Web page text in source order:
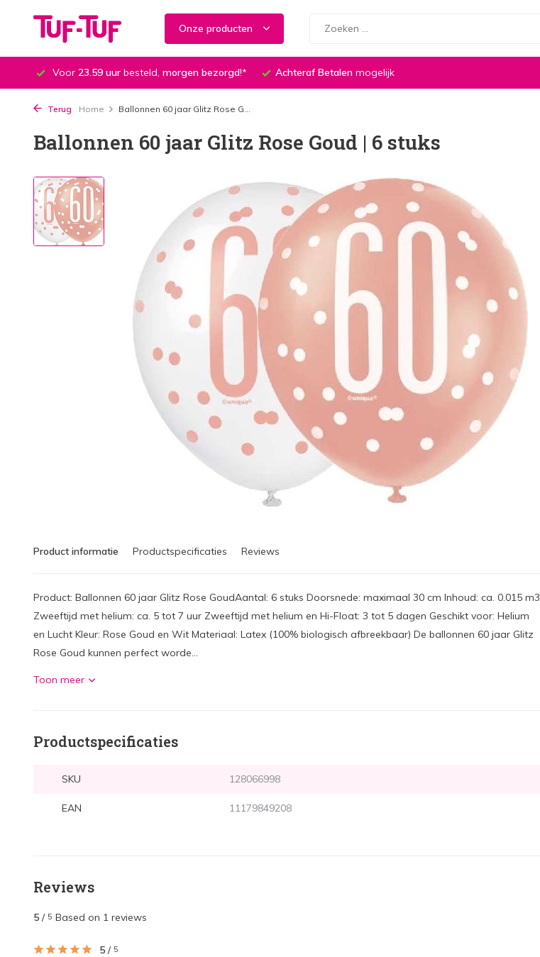
Onze producten
Voor 23.59 uur besteld, morgen bezorgd!* Achteraf Betalen mogelijk
Terug Home Ballonnen 60 jaar Glitz Rose G...
Ballonnen 60 jaar Glitz Rose Goud | 6 stuks
Product informatie Productspecificaties Reviews
Product: Ballonnen 60 jaar Glitz Rose GoudAantal: 6 stuks Doorsnede: maximaal 30 cm Inhoud: ca. 0.015 m3
Zweeftijd met helium: ca. 5 tot 7 uur Zweeftijd met helium en Hi-Float: 3 tot 5 dagen Geschikt voor: Helium
en Lucht Kleur: Rose Goud en Wit Materiaal: Latex (100% biologisch afbreekbaar) De ballonnen 60 jaar Glitz
Rose Goud kunnen perfect worde...
Toon meer
Productspecificaties
SKU 128066998
EAN 11179849208
Reviews
5 / 5 Based on 1 reviews
5 / 5